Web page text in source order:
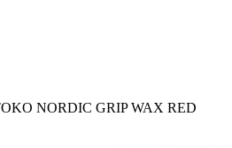
NORDIC GRIP WAX RED